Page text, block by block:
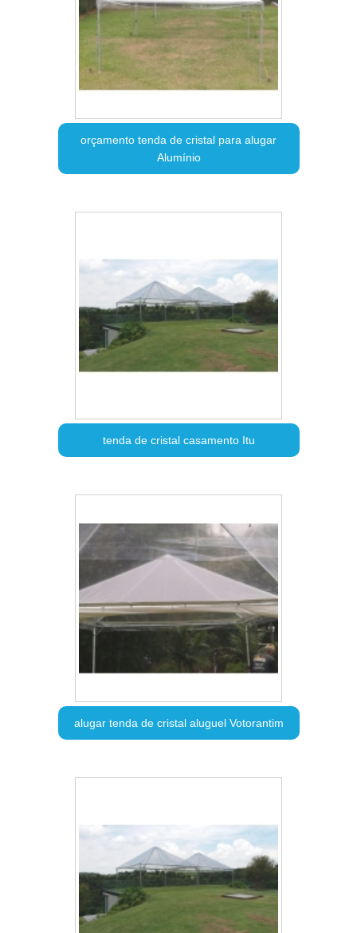
orçamento tenda de cristal para alugar
Alumínio
tenda de cristal casamento Itu
alugar tenda de cristal aluguel Votorantim